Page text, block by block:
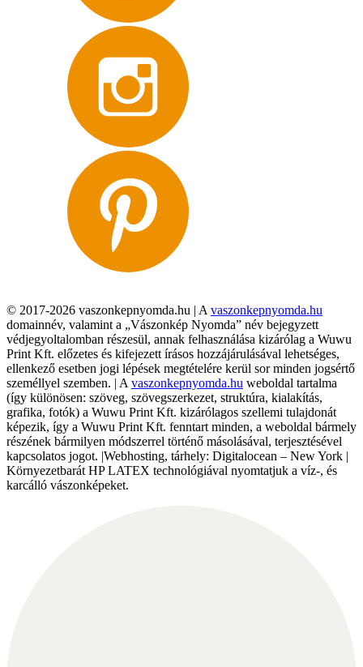
© 2017-2026 vaszonkepnyomda.hu | A vaszonkepnyomda.hu
domainnév, valamint a „Vászonkép Nyomda” név bejegyzett
védjegyoltalomban részesül, annak felhasználása kizárólag a Wuwu
Print Kft. előzetes és kifejezett írásos hozzájárulásával lehetséges,
ellenkező esetben jogi lépések megtételére kerül sor minden jogsértő
személlyel szemben. | A vaszonkepnyomda.hu weboldal tartalma
(így különösen: szöveg, szövegszerkezet, struktúra, kialakítás,
grafika, fotók) a Wuwu Print Kft. kizárólagos szellemi tulajdonát
képezik, így a Wuwu Print Kft. fenntart minden, a weboldal bármely
részének bármilyen módszerrel történő másolásával, terjesztésével
kapcsolatos jogot. |Webhosting, tárhely: Digitalocean – New York |
Környezetbarát HP LATEX technológiával nyomtatjuk a víz-, és
karcálló vászonképeket.